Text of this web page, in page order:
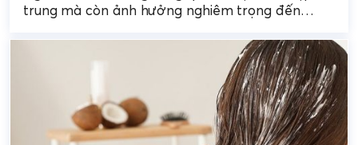
trung mà còn ảnh hưởng nghiêm trọng đến